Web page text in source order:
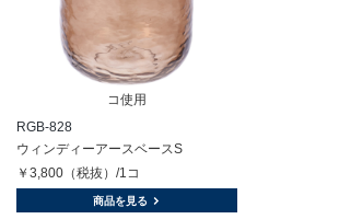
コ使用
RGB-828
ウィンディーアースベースS
￥3,800（税抜）/1コ
商品を見る